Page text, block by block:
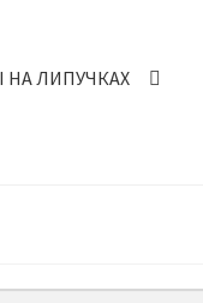
НА ЛИПУЧКАХ